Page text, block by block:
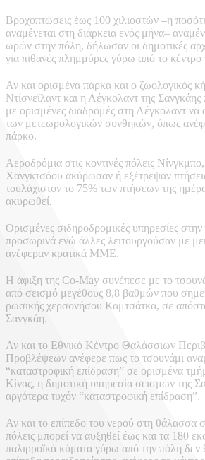
Βροχοπτώσεις έως 100 χιλιοστών –η
αναμένεται στη διάρκεια ενός μήνα–
ωρών στην πόλη, δήλωσαν οι δημοτικές
για πιθανές πλημμύρες γύρω από το κέντρο
Αν και ορισμένα πάρκα και ο ζωολογικός
Ντίσνεϊλαντ και η Λέγκολαντ της Σανγκάης
με ορισμένες διαδρομές στη Λέγκολαντ να
των μετεωρολογικών συνθηκών, όπως
πάρκο.
Αεροδρόμια στις κοντινές πόλεις
Χανγκτσόου ακύρωσαν ή εξέτρεψαν
τουλάχιστον το 75% των πτήσεων της
ακυρωθεί.
Ορισμένες σιδηροδρομικές υπηρεσίες
προσωρινά ενώ άλλες λειτουργούσαν με
ανέφεραν κρατικά ΜΜΕ.
Η άφιξη της Co-May συνέπεσε με το
από σεισμό μεγέθους 8,8 βαθμών που
ρωσικής χερσονήσου Καμτσάτκα, σε
Σανγκάη.
Αν και το Εθνικό Κέντρο Θαλάσσιων
Προβλέψεων ανέφερε πως το τσουνάμι
“καταστροφική επίδραση” σε ορισμένα
Κίνας, η δημοτική υπηρεσία σεισμών της
αργότερα τυχόν “καταστροφική επίδραση”.
Αν και το επίπεδο του νερού στη θάλασσα
πόλεις μπορεί να αυξηθεί έως και τα 180
παλιρροϊκά κύματα γύρω από την πόλη δεν